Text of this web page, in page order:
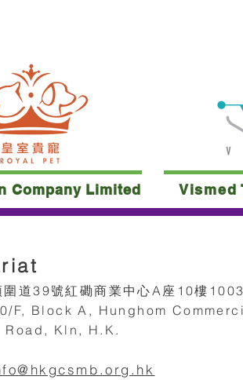
Company Limited Vismed
圍道39號紅磡商業中心A座10樓
F, Block A, Hunghom
Road, Kln, H.K.
k